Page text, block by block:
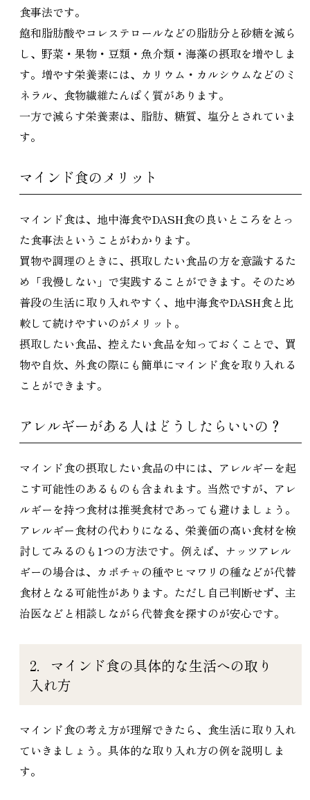
食事法です。
飽和脂肪酸やコレステロールなどの脂肪分と砂糖を減ら
し、野菜・果物・豆類・魚介類・海藻の摂取を増やしま
す。増やす栄養素には、カリウム・カルシウムなどのミ
ネラル、食物繊維たんぱく質があります。
一方で減らす栄養素は、脂肪、糖質、塩分とされていま
す。
マインド食のメリット
マインド食は、地中海食やDASH食の良いところをとっ
た食事法ということがわかります。
買物や調理のときに、摂取したい食品の方を意識するた
め「我慢しない」で実践することができます。そのため
普段の生活に取り入れやすく、地中海食やDASH食と比
較して続けやすいのがメリット。
摂取したい食品、控えたい食品を知っておくことで、買
物や自炊、外食の際にも簡単にマインド食を取り入れる
ことができます。
アレルギーがある人はどうしたらいいの？
マインド食の摂取したい食品の中には、アレルギーを起
こす可能性のあるものも含まれます。当然ですが、アレ
ルギーを持つ食材は推奨食材であっても避けましょう。
アレルギー食材の代わりになる、栄養価の高い食材を検
討してみるのも1つの方法です。例えば、ナッツアレル
ギーの場合は、カボチャの種やヒマワリの種などが代替
食材となる可能性があります。ただし自己判断せず、主
治医などと相談しながら代替食を探すのが安心です。
2．マインド食の具体的な生活への取り
入れ方
マインド食の考え方が理解できたら、食生活に取り入れ
ていきましょう。具体的な取り入れ方の例を説明しま
す。